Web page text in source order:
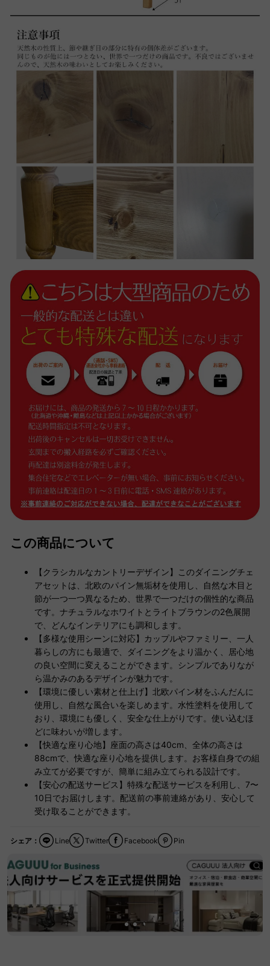
この商品について
【クラシカルなカントリーデザイン】このダイニングチェ
アセットは、北欧のパイン無垢材を使用し、自然な木目と
節が一つ一つ異なるため、世界で一つだけの個性的な商品
です。ナチュラルなホワイトとライトブラウンの2色展開
で、どんなインテリアにも調和します。
【多様な使用シーンに対応】カップルやファミリー、一人
暮らしの方にも最適で、ダイニングをより温かく、居心地
の良い空間に変えることができます。シンプルでありなが
ら温かみのあるデザインが魅力です。
【環境に優しい素材と仕上げ】北欧パイン材をふんだんに
使用し、自然な風合いを楽しめます。水性塗料を使用して
おり、環境にも優しく、安全な仕上がりです。使い込むほ
どに味わいが増します。
【快適な座り心地】座面の高さは40cm、全体の高さは
88cmで、快適な座り心地を提供します。お客様自身での組
み立てが必要ですが、簡単に組み立てられる設計です。
【安心の配送サービス】特殊な配送サービスを利用し、7〜
10日でお届けします。配送前の事前連絡があり、安心して
受け取ることができます。
シェア： Facebook
Twitter Pin
Line